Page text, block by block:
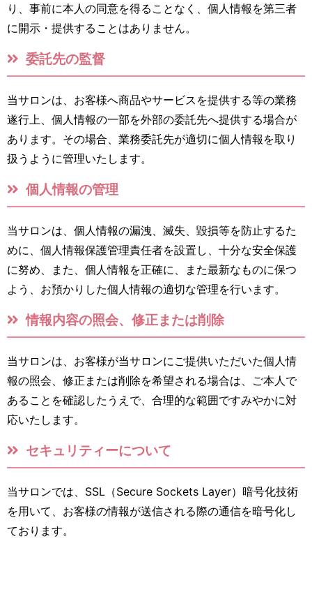
り、事前に本人の同意を得ることなく、個人情報を第三者
に開示・提供することはありません。
委託先の監督
当サロンは、お客様へ商品やサービスを提供する等の業務
遂行上、個人情報の一部を外部の委託先へ提供する場合が
あります。その場合、業務委託先が適切に個人情報を取り
扱うように管理いたします。
個人情報の管理
当サロンは、個人情報の漏洩、滅失、毀損等を防止するた
めに、個人情報保護管理責任者を設置し、十分な安全保護
に努め、また、個人情報を正確に、また最新なものに保つ
よう、お預かりした個人情報の適切な管理を行います。
情報内容の照会、修正または削除
当サロンは、お客様が当サロンにご提供いただいた個人情
報の照会、修正または削除を希望される場合は、ご本人で
あることを確認したうえで、合理的な範囲ですみやかに対
応いたします。
セキュリティーについて
当サロンでは、SSL（Secure Sockets Layer）暗号化技術
を用いて、お客様の情報が送信される際の通信を暗号化し
ております。